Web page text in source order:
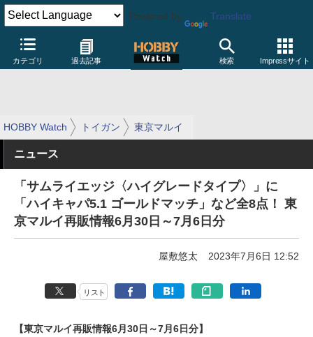
Powered by Translate
カテゴリ 過去記事 検索 Impressサイト
HOBBY Watch トイガン 東京マルイ
ニュース
「サムライエッジ〈ハイグレードタイプ〉」に
「ハイキャパ5.1 ゴールドマッチ」など全8点！ 東
京マルイ再販情報6月30日～7月6日分
屋敷悠太 2023年7月6日 12:52
リスト
【東京マルイ再販情報6月30日～7月6日分】